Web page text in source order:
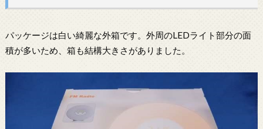
パッケージは白い綺麗な外箱です。外周のLEDライト部分の面
積が多いため、箱も結構大きさがありました。